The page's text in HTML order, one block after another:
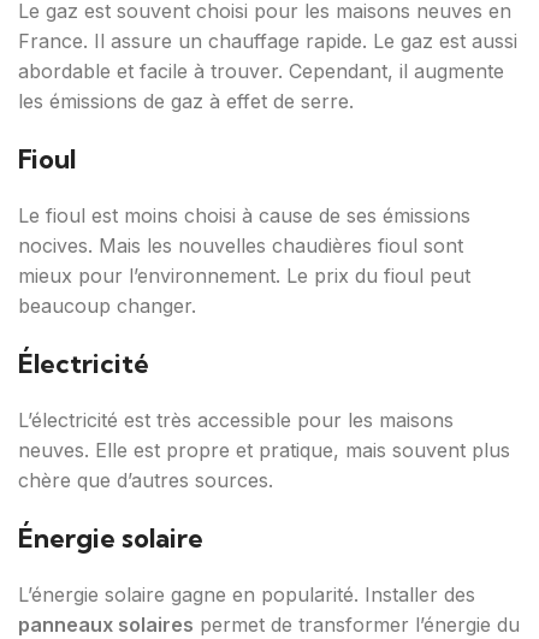
Le gaz est souvent choisi pour les maisons neuves en
France. Il assure un chauffage rapide. Le gaz est aussi
abordable et facile à trouver. Cependant, il augmente
les émissions de gaz à effet de serre.
Fioul
Le fioul est moins choisi à cause de ses émissions
nocives. Mais les nouvelles chaudières fioul sont
mieux pour l’environnement. Le prix du fioul peut
beaucoup changer.
Électricité
L’électricité est très accessible pour les maisons
neuves. Elle est propre et pratique, mais souvent plus
chère que d’autres sources.
Énergie solaire
L’énergie solaire gagne en popularité. Installer des
panneaux solaires permet de transformer l’énergie du